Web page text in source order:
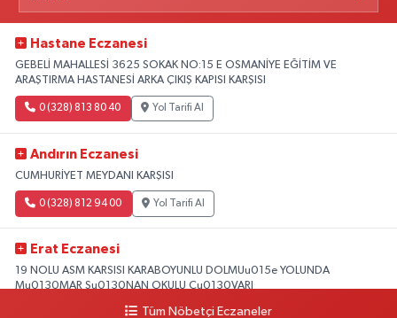
Hastane Eczanesi
GEBELİ MAHALLESİ 3625 SOKAK NO:15 E OSMANİYE EĞİTİM VE
ARAŞTIRMA HASTANESİ ARKA ÇIKIŞ KAPISI KARŞISI
0 (328) 813 80 40 Yol Tarifi Al
Andırın Eczanesi
CUMHURİYET MEYDANI KARŞISI
0 (328) 812 94 00 Yol Tarifi Al
Erat Eczanesi
19 NOLU ASM KARSISI KARABOYUNLU DOLMUu015e YOLUNDA
Mu0130MAR Su0130NAN OKULU Cu0130VARI
Yol Tarifi Al
Tüm Nöbetçi Eczaneler